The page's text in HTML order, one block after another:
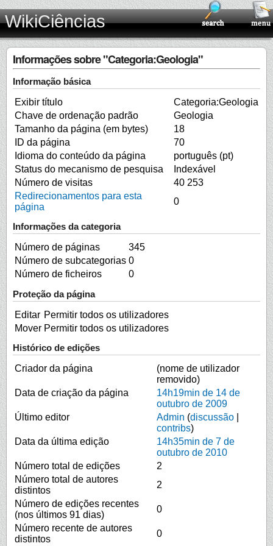
WikiCiências
Informações sobre "Categoria:Geologia"
Informação básica
Exibir título
Categoria:Geologia
Chave de ordenação padrão
Geologia
Tamanho da página (em bytes)
18
ID da página
70
Idioma do conteúdo da página
português (pt)
Status do mecanismo de pesquisa
Indexável
Número de visitas
40 253
Redirecionamentos para esta
página
0
Informações da categoria
Número de páginas
345
Número de subcategorias 0
Número de ficheiros
0
Proteção da página
Editar Permitir todos os utilizadores
Mover Permitir todos os utilizadores
Histórico de edições
Criador da página
(nome de utilizador
removido)
Data de criação da página
14h19min de 14 de
outubro de 2009
Último editor
Admin (discussão
contribs)
Data da última edição
14h35min de 7 de
outubro de 2010
Número total de edições
2
Número total de autores
distintos
2
Número de edições recentes
(nos últimos 91 dias)
0
Número recente de autores
distintos
0